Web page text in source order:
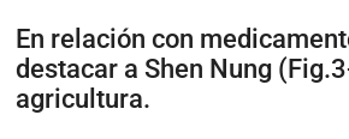
En relación con
destacar a Shen Nung
agricultura.